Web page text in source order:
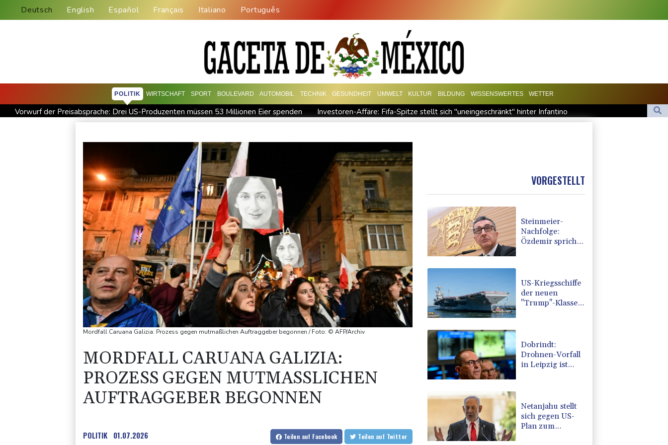
Deutsch English Español Français Italiano Português
POLITIK WIRTSCHAFT SPORT BOULEVARD AUTOMOBIL TECHNIK GESUNDHEIT UMWELT KULTUR BILDUNG WISSENSWERTES WETTER
Vorwurf der Preisabsprache: Drei US-Produzenten müssen 53 Millionen Eier spenden
Investoren-Affäre: Fifa-Spitze stellt sich "uneingeschränkt" hinter Infantino
Nilpferd-Baby von Herde von Drogenboss Escobar erst gerettet und dann doch gestorben
Niedrigwasser: Ex-Umweltministerin Lemke fordert grundsätzliche Gegenmaßnahmen
Investoren-Affäre: Fifa-Spitze stellt sich hinter Infantino
Brandgefahr: THW fordert mehr Investitionen für Bevölkerungsschutz
Unbekannter schießt in Baden-Württemberg auf Auto: Ein Verletzter
FIFA-Statement: Rückendeckung für Infantino
Mordfall Caruana Galizia: Prozess gegen mutmaßlichen Auftraggeber begonnen / Foto: © AFP/Archiv
MORDFALL CARUANA GALIZIA:
PROZESS GEGEN MUTMASSLICHEN A
UFTRAGGEBER BEGONNEN
POLITIK 01.07.2026 Teilen auf Facebook Teilen auf Twitter
VORGESTELLT
Steinmeier-
Nachfolge:
Özdemir spricht
US-Kriegsschiffe
der neuen
"Trump"-Klasse
Dobrindt:
Drohnen-Vorfall
in Leipzig ist
Netanjahu stellt
sich gegen US-
Plan zum